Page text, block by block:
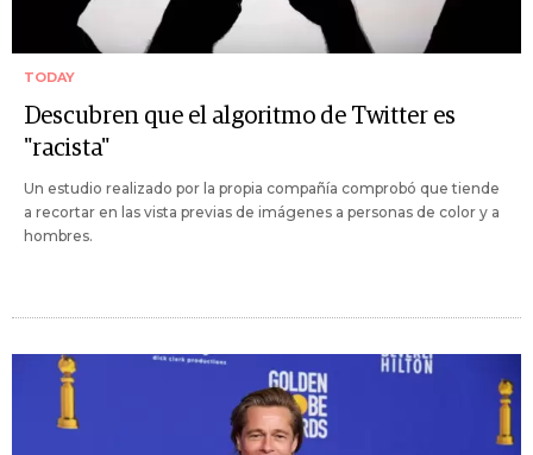
TODAY
Descubren que el algoritmo de Twitter es
"racista"
Un estudio realizado por la propia compañía comprobó que tiende
a recortar en las vista previas de imágenes a personas de color y a
hombres.